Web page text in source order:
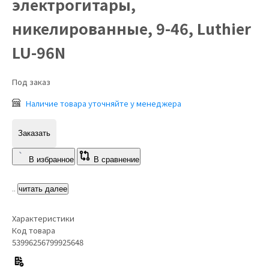
никелированные, 9-46, Luthier
LU-96N
Под заказ
Наличие товара уточняйте у менеджера
Заказать
В избранное В сравнение
.. читать далее
Характеристики
Код товара
53996256799925648